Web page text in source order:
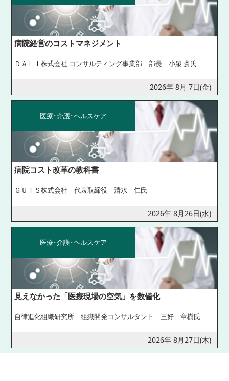
病院経営のコストマネジメント
ＤＡＬＩ株式会社 コンサルティング事業部 部長 小泉 斎氏
2026年 8月 7日(金)
医療･介護･ヘルスケア
病院コスト改革の教科書
ＧＵＴＳ株式会社 代表取締役 清水 仁氏
2026年 8月26日(水)
医療･介護･ヘルスケア
見えなかった「医療現場の空気」を数値化
自律進化組織研究所 組織開発コンサルタント 三好 章樹氏
2026年 8月27日(木)